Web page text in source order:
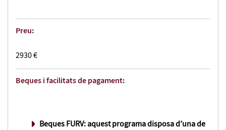
Preu:
2930 €
Beques i facilitats de pagament:
Beques FURV:aquest programa disposa d’una de